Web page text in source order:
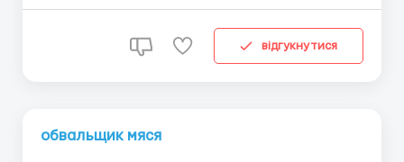
выездами,выезды-оплата жилья по стороне фирмы.
Обычно 1 объект-на 3 месяца. ...
відгукнутися
обвальщик мяся